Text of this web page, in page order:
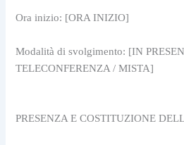
Ora inizio: [ORA INIZIO]
Modalità di svolgimento: [IN
TELECONFERENZA / MISTA]
PRESENZA E COSTITUZIONE